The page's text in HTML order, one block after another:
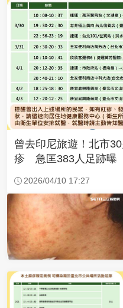
曾去印尼旅遊！北市
疹 急匡383人足跡曝
2026/04/10 17:27